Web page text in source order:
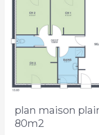
plan maison
80m2